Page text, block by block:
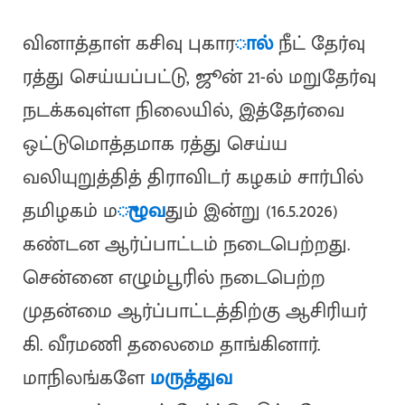
வினாத்தாள் கசிவு புகாரால்நீட் தேர்வு
ரத்து செய்யப்பட்டு, ஜூன் 21-ல் மறுதேர்வு
நடக்கவுள்ள நிலையில், இத்தேர்வை
ஒட்டுமொத்தமாக ரத்து செய்ய
வலியுறுத்தித் திராவிடர் கழகம் சார்பில்
தமிழகம் முழுவதும் இன்று (16.5.2026)
கண்டன ஆர்ப்பாட்டம் நடைபெற்றது.
சென்னை எழும்பூரில் நடைபெற்ற
முதன்மை ஆர்ப்பாட்டத்திற்கு ஆசிரியர்
கி. வீரமணி தலைமை தாங்கினார்.
மாநிலங்களேமருத்துவ